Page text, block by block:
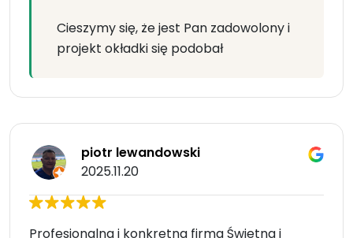
Cieszymy się, że jest Pan zadowolony i
projekt okładki się podobał
piotr lewandowski
2025.11.20
Profesjonalna i konkretna firma Świetna i